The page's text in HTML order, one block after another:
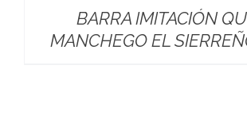
BARRA IMITACIÓN
MANCHEGO EL